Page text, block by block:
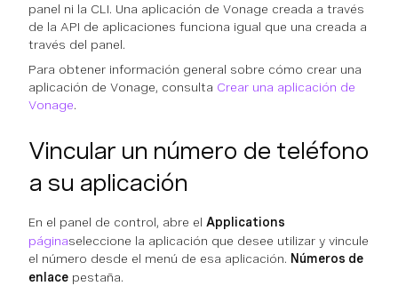
panel ni la CLI. Una aplicación de Vonage creada a través
de la API de aplicaciones funciona igual que una creada a
través del panel.
Para obtener información general sobre cómo crear una
aplicación de Vonage, consulta Crear una aplicación de
Vonage.
Vincular un número de teléfono
a su aplicación
En el panel de control, abre el Applications
páginaseleccione la aplicación que desee utilizar y vincule
el número desde el menú de esa aplicación. Números de
enlace pestaña.